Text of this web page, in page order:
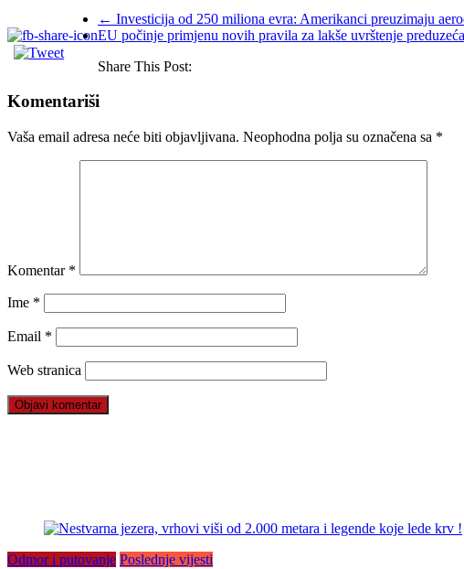
← Investicija od 250 miliona evra: Amerikanci preuzimaju
EU počinje primjenu novih pravila za lakše uvrštenje
Share This Post:
Komentariši
Vaša email adresa neće biti objavljivana. Neophodna polja su označena sa *
Komentar *
Ime *
Email *
Web stranica
Odmor i putovanje Poslednje vijesti